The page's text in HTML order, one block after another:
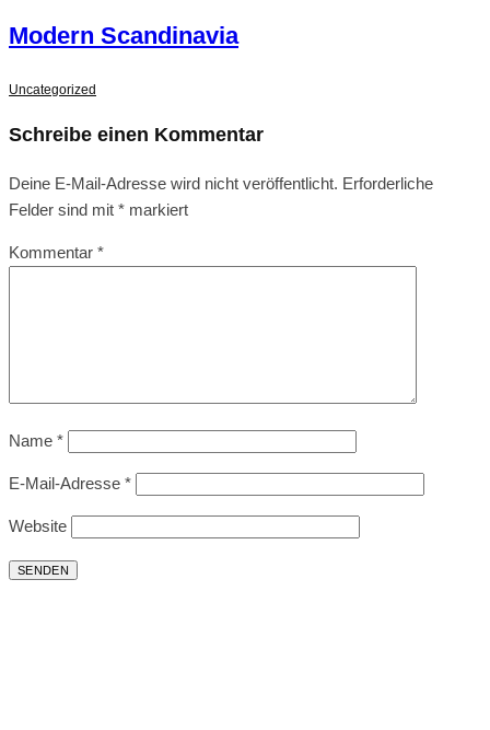
Modern Scandinavia
Uncategorized
Schreibe einen Kommentar
Deine E-Mail-Adresse wird nicht veröffentlicht. Erforderliche
Felder sind mit * markiert
Kommentar *
Name *
E-Mail-Adresse *
Website